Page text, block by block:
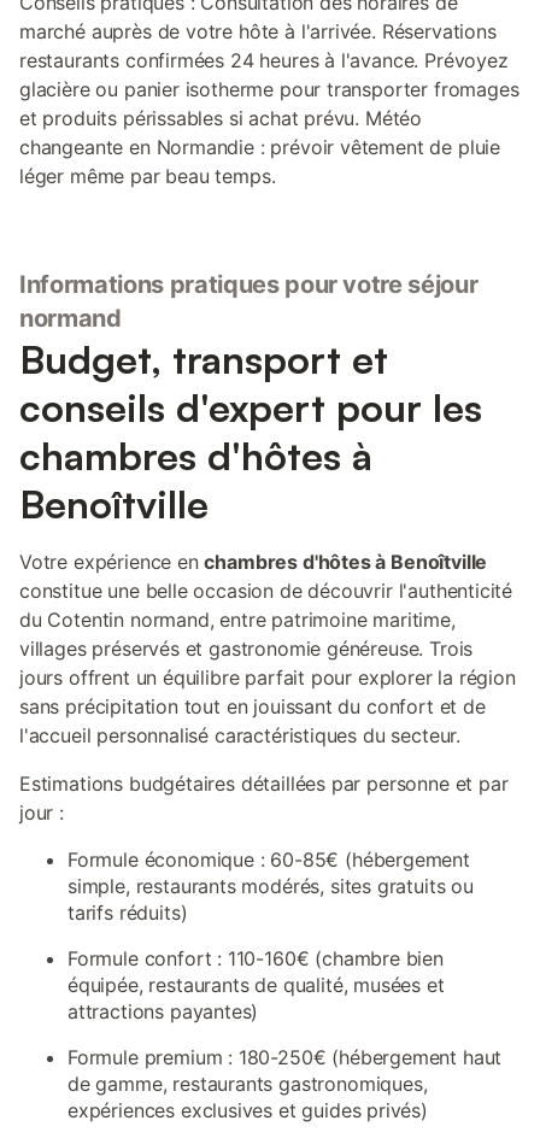
marché auprès de votre hôte à l'arrivée. Réservations
restaurants confirmées 24 heures à l'avance. Prévoyez
glacière ou panier isotherme pour transporter fromages
et produits périssables si achat prévu. Météo
changeante en Normandie : prévoir vêtement de pluie
léger même par beau temps.
Informations pratiques pour votre séjour
normand
Budget, transport et
conseils d'expert pour les
chambres d'hôtes à
Benoîtville
Votre expérience enchambres d'hôtes à Benoîtville
constitue une belle occasion de découvrir l'authenticité
du Cotentin normand, entre patrimoine maritime,
villages préservés et gastronomie généreuse. Trois
jours offrent un équilibre parfait pour explorer la région
sans précipitation tout en jouissant du confort et de
l'accueil personnalisé caractéristiques du secteur.
Estimations budgétaires détaillées par personne et par
jour :
Formule économique : 60-85€ (hébergement
simple, restaurants modérés, sites gratuits ou
tarifs réduits)
Formule confort : 110-160€ (chambre bien
équipée, restaurants de qualité, musées et
attractions payantes)
Formule premium : 180-250€ (hébergement haut
de gamme, restaurants gastronomiques,
expériences exclusives et guides privés)